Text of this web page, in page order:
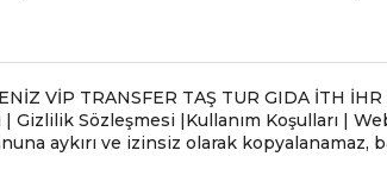
VİP TRANSFER TAŞ TUR GIDA İTH
Gizlilik Sözleşmesi |Kullanım Koşulları |
aykırı ve izinsiz olarak kopyalanamaz,